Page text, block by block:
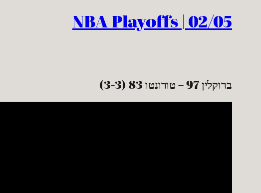
NBA Playoffs | 02/05
ברוקלין 97 – טורונטו 83 (3-3)